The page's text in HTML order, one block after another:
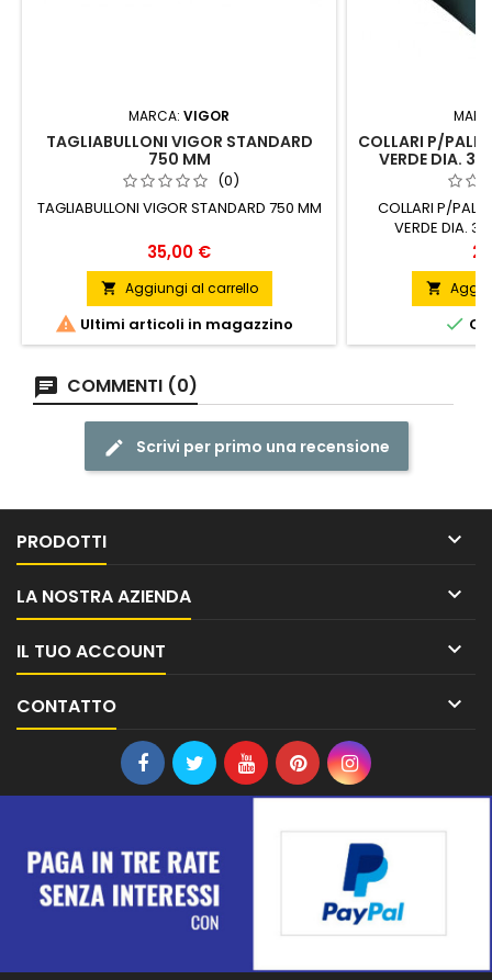
MARCA: VIGOR
TAGLIABULLONI VIGOR STANDARD
750 MM
(0)
TAGLIABULLONI VIGOR STANDARD 750 MM
Prezzo
35,00 €
 Aggiungi al carrello
 Ultimi articoli in magazzino
COLLARI P/PALI
VERDE DIA.
COLLARI P/PALI
VERDE DIA.


COMMENTI (0)
Scrivi per primo una recensione
PRODOTTI 
LA NOSTRA AZIENDA 
IL TUO ACCOUNT 
CONTATTO 